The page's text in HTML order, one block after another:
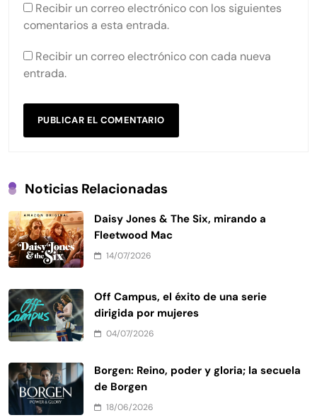
Recibir un correo electrónico con los siguientes
comentarios a esta entrada.
Recibir un correo electrónico con cada nueva
entrada.
Noticias Relacionadas
Daisy Jones & The Six, mirando a
Fleetwood Mac
14/07/2026
Off Campus, el éxito de una serie
dirigida por mujeres
04/07/2026
Borgen: Reino, poder y gloria; la secuela
de Borgen
18/06/2026